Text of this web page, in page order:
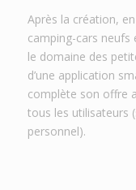
Après la création,
camping-cars neufs
le domaine des
d’une application
complète son offre
tous les utilisateurs
personnel).